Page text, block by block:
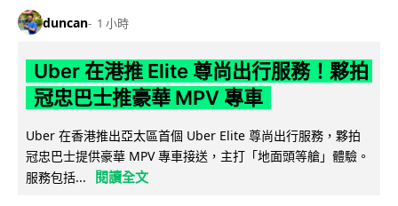
duncan 1 小時
Uber 在港推 Elite 尊尚出行服務！夥拍
冠忠巴士推豪華 MPV 專車
Uber 在香港推出亞太區首個 Uber Elite 尊尚出行服務，夥拍
冠忠巴士提供豪華 MPV 專車接送，主打「地面頭等艙」體驗。
服務包括...
閱讀全文